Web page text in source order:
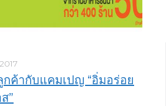
กค้ากับแคมเปญ “อิ่มอร่อย
”